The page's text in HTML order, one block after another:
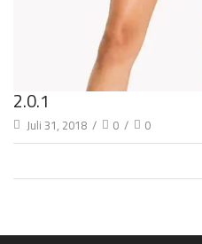
2.0.1
Juli 31, 2018 / 0 / 0